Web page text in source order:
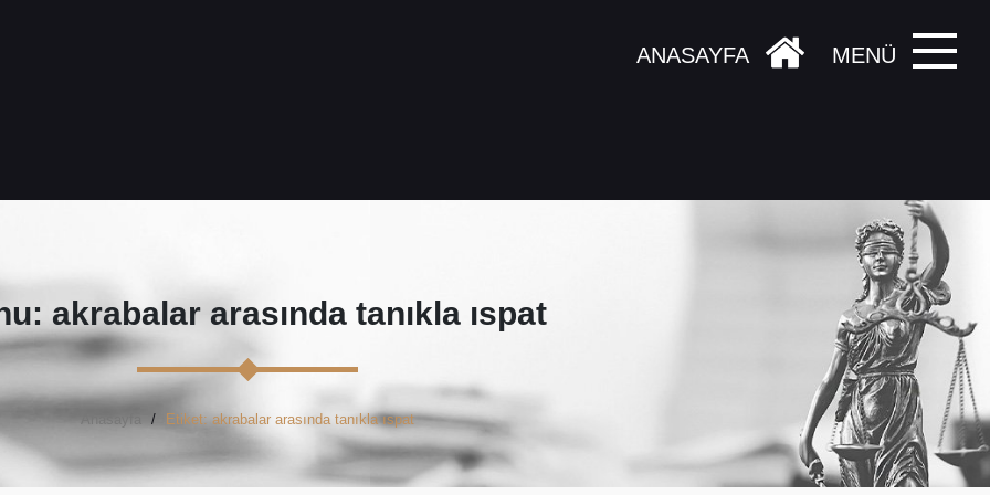
MENÜ
ANASAYFA
akrabalar arasında tanıkla ıspat
Anasayfa Etiket: akrabalar arasında tanıkla ıspat